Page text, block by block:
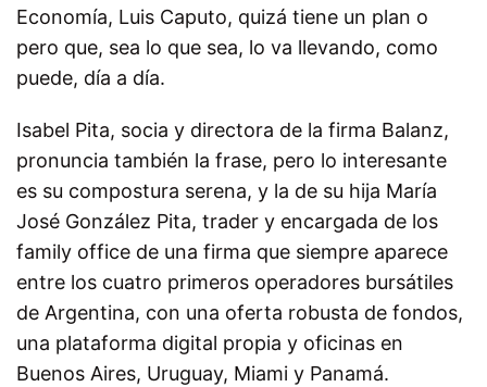
Economía, Luis Caputo, quizá tiene un plan o
pero que, sea lo que sea, lo va llevando, como
puede, día a día.
Isabel Pita, socia y directora de la firma Balanz,
pronuncia también la frase, pero lo interesante
es su compostura serena, y la de su hija María
José González Pita, trader y encargada de los
family office de una firma que siempre aparece
entre los cuatro primeros operadores bursátiles
de Argentina, con una oferta robusta de fondos,
una plataforma digital propia y oficinas en
Buenos Aires, Uruguay, Miami y Panamá.